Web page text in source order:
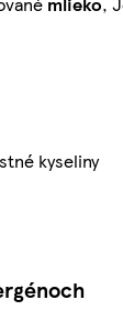
kyseliny